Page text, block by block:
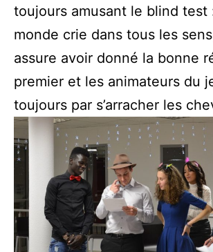
toujours amusant le blind test
monde crie dans tous les
assure avoir donné la bonne
premier et les animateurs du
toujours par s’arracher les